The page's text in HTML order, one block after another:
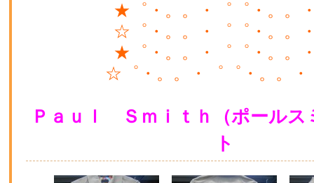
★゜・。。・゜゜・。。
☆゜・。。・゜゜・。。
★゜・。。・゜゜・。。
☆゜・。。・゜゜・。。
Ｐａｕｌ Ｓｍｉｔｈ（ポール
ト